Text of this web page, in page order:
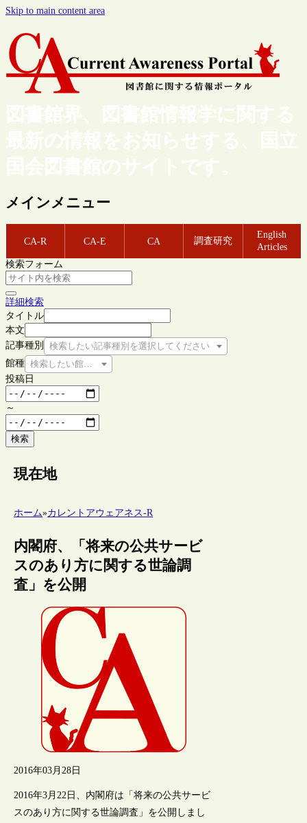
Skip to main content area
図書館界、図書館情報学に関する
最新の情報をお知らせする、国立
国会図書館のサイトです。
メインメニュー
CA-R CA-E CA 調査研究
English
Articles
検索フォーム
詳細検索
タイトル
本文
記事種別
検索したい記事種別を選択してください
館種 検索したい館種を選択してください
投稿日
～
検索
現在地
ホーム»カレントアウェアネス-R
内閣府、「将来の公共サービ
スのあり方に関する世論調
査」を公開
2016年03月28日
2016年3月22日、内閣府は「将来の公共サービ
スのあり方に関する世論調査」を公開しまし